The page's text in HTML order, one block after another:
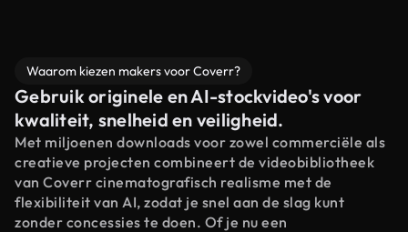
Waarom kiezen makers voor Coverr?
Gebruik originele en AI-stockvideo's voor
kwaliteit, snelheid en veiligheid.
Met miljoenen downloads voor zowel commerciële als
creatieve projecten combineert de videobibliotheek
van Coverr cinematografisch realisme met de
flexibiliteit van AI, zodat je snel aan de slag kunt
zonder concessies te doen. Of je nu een